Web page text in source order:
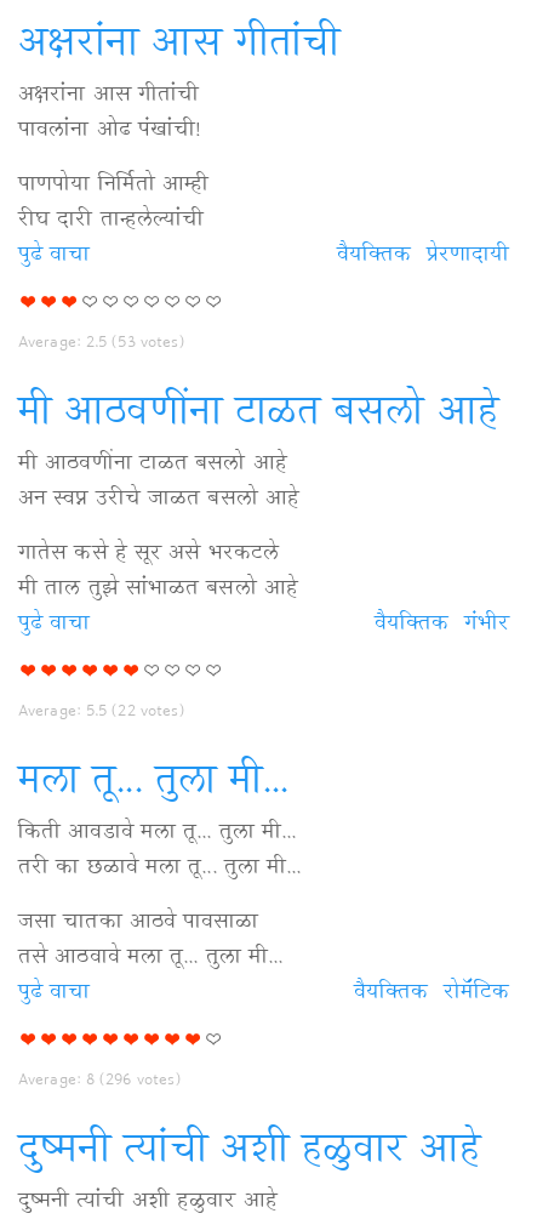
उद्या
विषयी
अक्षरांना आस गीतांची
अक्षरांना आस गीतांची
पावलांना ओढ पंखांची!
पाणपोया निर्मितो आम्ही
रीघ दारी तान्हलेल्यांची
प्रेरणादायी
वैयक्‍तिक
पुढे वाचाअक्षरांना
आस
गीतांची
Average: 2.5 (53votes)
मी आठवणींना टाळत बसलो आहे
मी आठवणींना टाळत बसलो आहे
अन स्वप्न उरीचे जाळत बसलो आहे
गातेस कसे हे सूर असे भरकटले
मी ताल तुझे सांभाळत बसलो आहे
गंभीर
वैयक्‍तिक
पुढे वाचामी
आठवणींना
टाळत
आहे
विषयी
Average: 5.5 (22votes)
मला तू... तुला मी...
किती आवडावे मला तू... तुला मी...
तरी का छळावे मला तू... तुला मी...
जसा चातका आठवे पावसाळा
तसे आठवावे मला तू... तुला मी...
रोमॅंटिक
वैयक्‍तिक
पुढे वाचामला
तू...
तुला
विषयी
Average: 8(296 votes)
दुष्मनी त्यांची अशी हळुवार आहे
दुष्मनी त्यांची अशी हळुवार आहे